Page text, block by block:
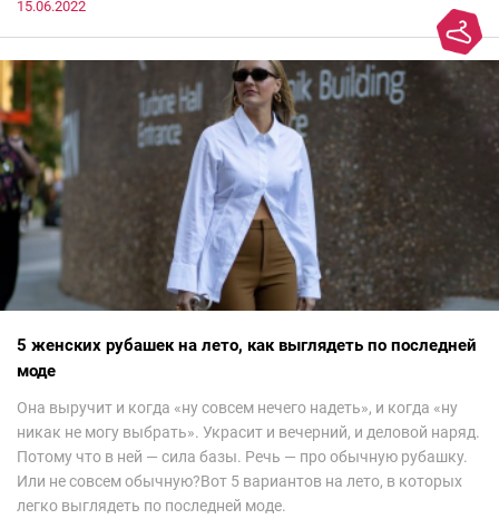
15.06.2022
5 женских рубашек на лето, как выглядеть по последней
моде
Она выручит и когда «ну совсем нечего надеть», и когда «ну
никак не могу выбрать». Украсит и вечерний, и деловой наряд.
Потому что в ней — сила базы. Речь — про обычную рубашку.
Или не совсем обычную?Вот 5 вариантов на лето, в которых
легко выглядеть по последней моде.